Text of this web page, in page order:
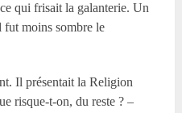
qui frisait la galanterie. Un
moins sombre le
Il présentait la Religion
risque-t-on, du reste ? –